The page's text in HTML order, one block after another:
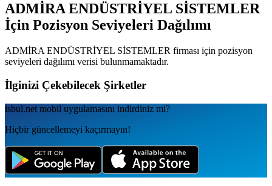
ADMİRA ENDÜSTRİYEL SİSTEMLER
İçin Pozisyon Seviyeleri Dağılımı
ADMİRA ENDÜSTRİYEL SİSTEMLER firması için pozisyon
seviyeleri dağılımı verisi bulunmamaktadır.
İlginizi Çekebilecek Şirketler
isbul.net mobil uygulamаsını indirdiniz mi?
Hiçbir güncellemeyi kaçırmayın!